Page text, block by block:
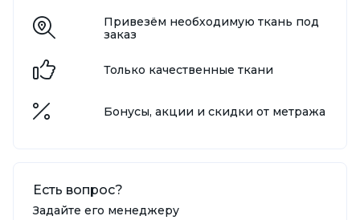
Привезём необходимую ткань под
заказ
Только качественные ткани
Бонусы, акции и скидки от метража
Есть вопрос?
Задайте его менеджеру